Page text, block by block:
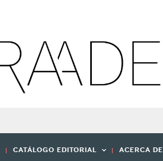
CATÁLOGO EDITORIAL ACERCA DE